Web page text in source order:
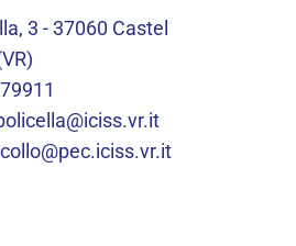
3 - 37060 Castel